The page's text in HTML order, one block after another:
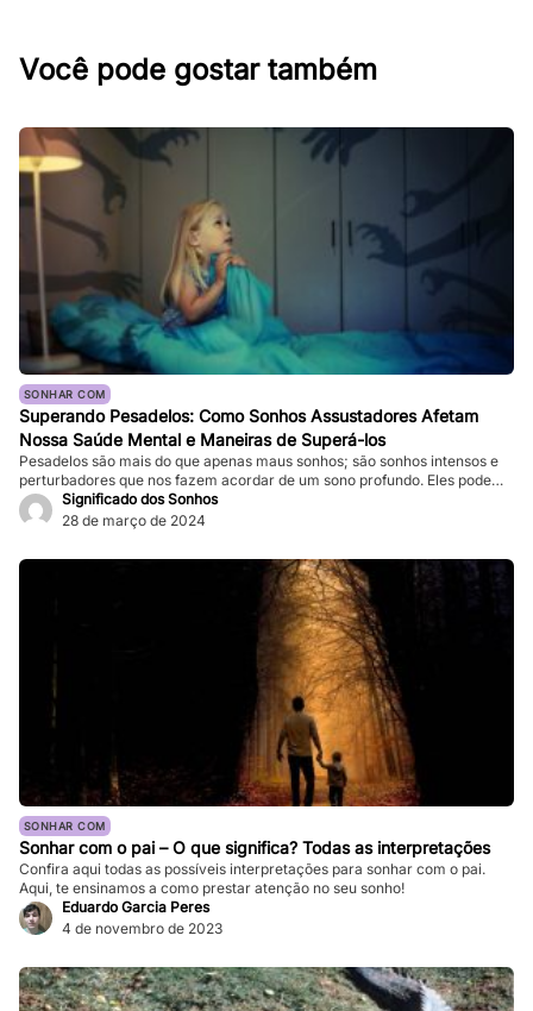
Você pode gostar também
SONHAR COM
Superando Pesadelos: Como Sonhos Assustadores Afetam
Nossa Saúde Mental e Maneiras de Superá-los
Pesadelos são mais do que apenas maus sonhos; são sonhos intensos e
perturbadores que nos fazem acordar de um sono profundo. Eles podem
ser tão vívidos e assustadores que fazem nosso coração bater forte, e a
sensação de medo persiste mesmo depois de acordarmos. Enquanto
impactar significativamente nossa […]
Significado dos Sonhos
28 de março de 2024
SONHAR COM
Sonhar com o pai – O que significa? Todas as interpretações
Confira aqui todas as possíveis interpretações para sonhar com o pai.
Aqui, te ensinamos a como prestar atenção no seu sonho!
Eduardo Garcia Peres
4 de novembro de 2023